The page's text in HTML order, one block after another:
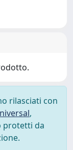
rilasciati con
,
protetti da